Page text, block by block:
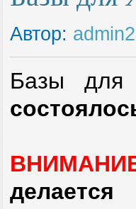
Автор:
Базы